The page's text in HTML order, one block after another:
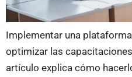
Implementar una
optimizar las
artículo explica cómo